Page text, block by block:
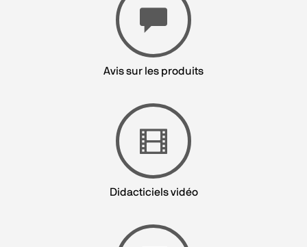
Avis sur les produits
Didacticiels vidéo